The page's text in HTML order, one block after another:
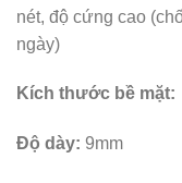
nét, độ cứng cao
ngày)
Kích thước bề mặt:
Độ dày: 9mm